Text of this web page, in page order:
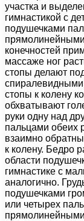
участка и
гимнастикой с
подушечками
конечностей
массаже ног
стопы делают
стопы к колену
обхватывают
руки одну над
пальцами обеих
взаимно
к колену. Бедро
области
гимнастике с
аналогично.
подушечками
или четырех